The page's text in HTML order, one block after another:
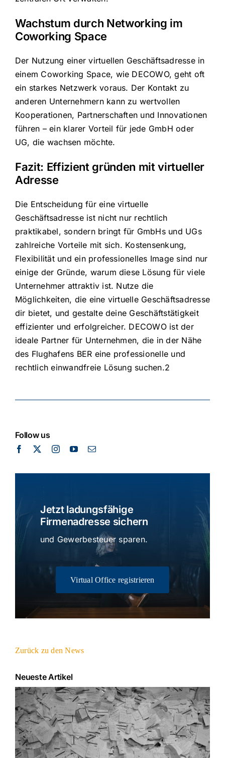
Wachstum durch Networking im
Coworking Space
Der Nutzung einer virtuellen Geschäftsadresse in
einem Coworking Space, wie DECOWO, geht oft
ein starkes Netzwerk voraus. Der Kontakt zu
anderen Unternehmern kann zu wertvollen
Kooperationen, Partnerschaften und Innovationen
führen – ein klarer Vorteil für jede GmbH oder
UG, die wachsen möchte.
Fazit: Effizient gründen mit virtueller
Adresse
Die Entscheidung für eine virtuelle
Geschäftsadresse ist nicht nur rechtlich
praktikabel, sondern bringt für GmbHs und UGs
zahlreiche Vorteile mit sich. Kostensenkung,
Flexibilität und ein professionelles Image sind nur
einige der Gründe, warum diese Lösung für viele
Unternehmer attraktiv ist. Nutze die
Möglichkeiten, die eine virtuelle Geschäftsadresse
dir bietet, und gestalte deine Geschäftstätigkeit
effizienter und erfolgreicher. DECOWO ist der
ideale Partner für Unternehmen, die in der Nähe
des Flughafens BER eine professionelle und
rechtlich einwandfreie Lösung suchen.2
Follow us
Jetzt ladungsfähige
Firmenadresse sichern
und Gewerbesteuer sparen.
Virtual Office registrieren
Zurück zu den News
Neueste Artikel